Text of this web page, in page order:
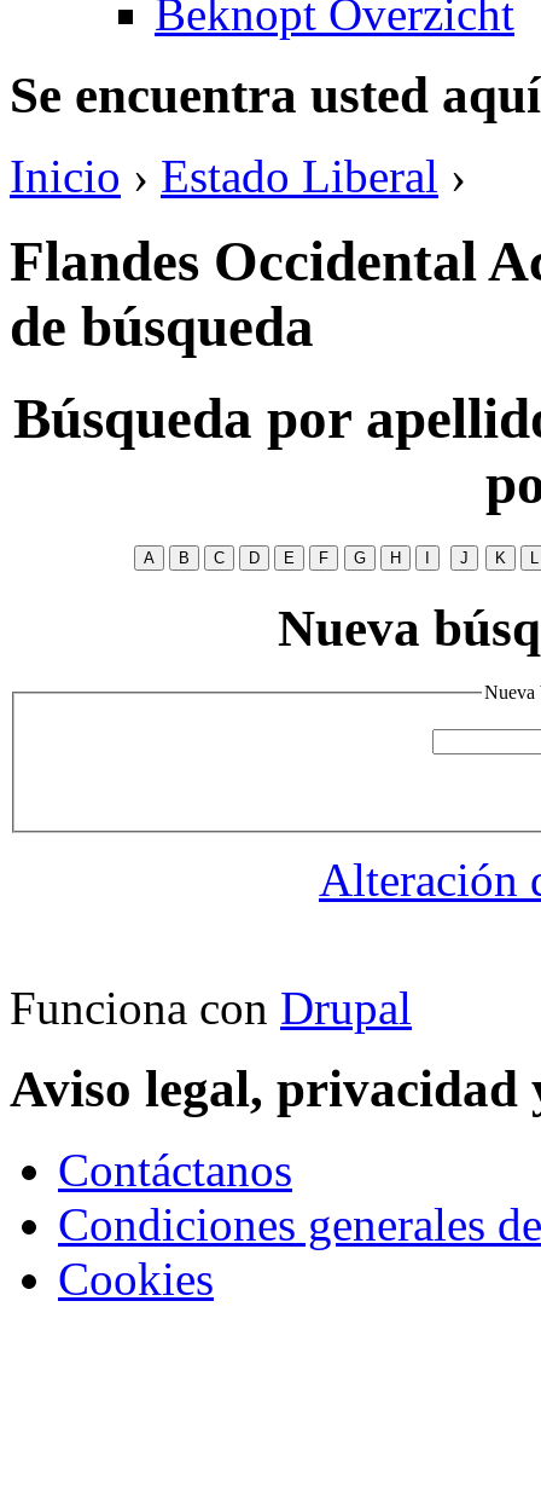
Beknopt Overzicht
Se encuentra usted aquí
Inicio › Estado Liberal ›
Flandes Occidental
de búsqueda
Búsqueda por
Nueva
Nueva
Alteración
Funciona con Drupal
Aviso legal, privacidad
Contáctanos
Condiciones generales
Cookies